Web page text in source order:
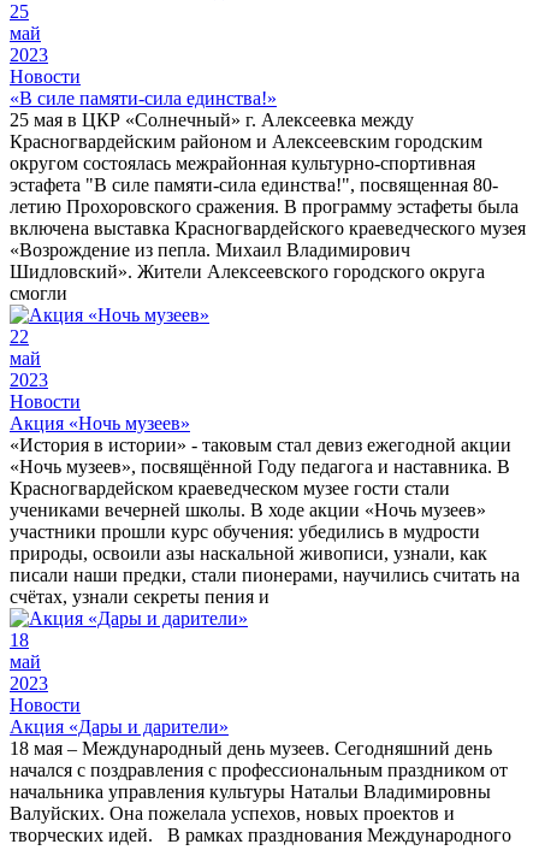
25
май
2023
Новости
«В силе памяти-сила единства!»
25 мая в ЦКР «Солнечный» г. Алексеевка между
Красногвардейским районом и Алексеевским городским
округом состоялась межрайонная культурно-спортивная
эстафета "В силе памяти-сила единства!", посвященная 80-
летию Прохоровского сражения. В программу эстафеты была
включена выставка Красногвардейского краеведческого музея
«Возрождение из пепла. Михаил Владимирович
Шидловский». Жители Алексеевского городского округа
смогли
22
май
2023
Новости
Акция «Ночь музеев»
«История в истории» - таковым стал девиз ежегодной акции
«Ночь музеев», посвящённой Году педагога и наставника. В
Красногвардейском краеведческом музее гости стали
учениками вечерней школы. В ходе акции «Ночь музеев»
участники прошли курс обучения: убедились в мудрости
природы, освоили азы наскальной живописи, узнали, как
писали наши предки, стали пионерами, научились считать на
счётах, узнали секреты пения и
18
май
2023
Новости
Акция «Дары и дарители»
18 мая – Международный день музеев. Сегодняшний день
начался с поздравления с профессиональным праздником от
начальника управления культуры Натальи Владимировны
Валуйских. Она пожелала успехов, новых проектов и
творческих идей. В рамках празднования Международного